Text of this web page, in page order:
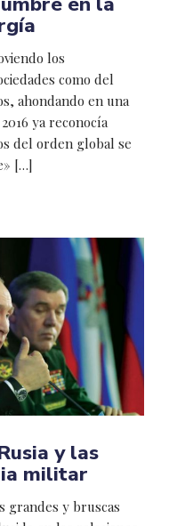
los
como del
ahondando en una
ya reconocía
del orden global se
[…]
y las
militar
grandes y bruscas